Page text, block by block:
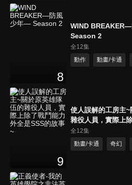
8
WIND
Season 2
全12集
動作
動畫/卡通
9
使人誤解的工房主
雜役人員，實際上
SSS的故事~
全12集
動畫/卡通
奇幻